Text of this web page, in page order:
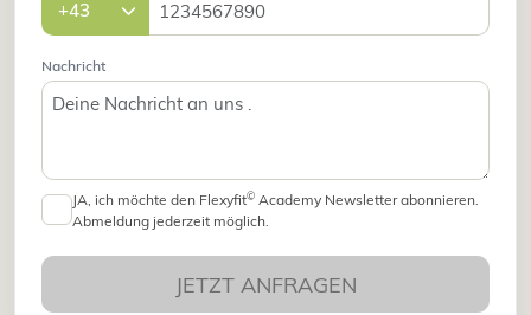
Nachricht
JA, ich möchte den Flexyfit©Academy Newsletter abonnieren.
Abmeldung jederzeit möglich.
JETZT ANFRAGEN